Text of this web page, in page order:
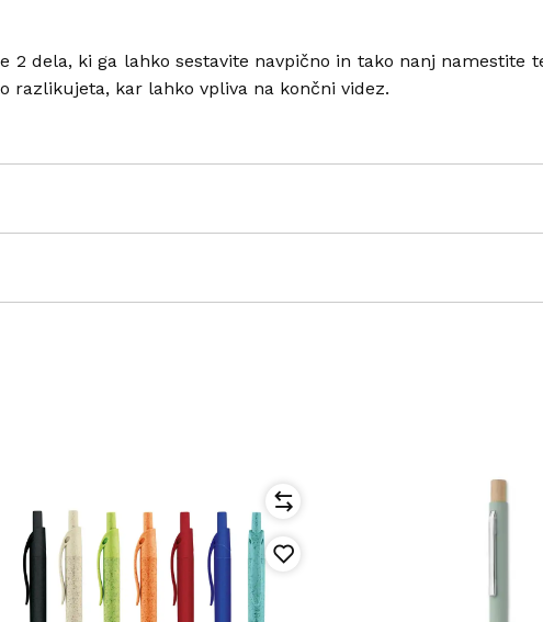
2 dela, ki ga lahko sestavite navpično in tako nanj
razlikujeta, kar lahko vpliva na končni videz.